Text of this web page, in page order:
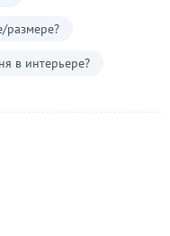
размере?
в интерьере?